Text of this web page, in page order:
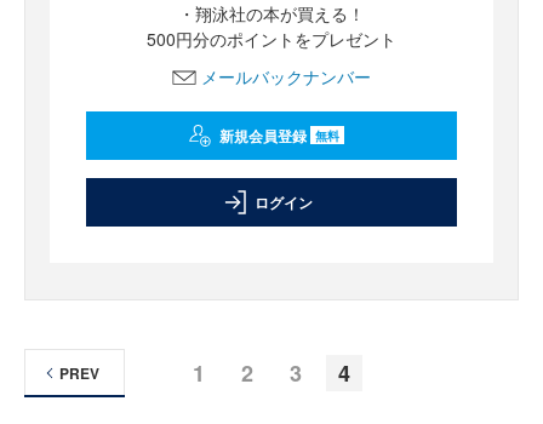
・翔泳社の本が買える！
500円分のポイントをプレゼント
メールバックナンバー
新規会員登録 無料
ログイン
1 2 3 4
PREV